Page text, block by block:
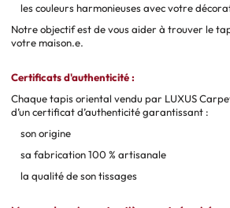
les couleurs harmonieuses avec votre
Notre objectif est de vous aider à trouver le
votre maison.e.
Certificats d'authenticité :
Chaque tapis oriental vendu par LUXUS
d’un certificat d’authenticité garantissant :
son origine
sa fabrication 100 % artisanale
la qualité de son tissages